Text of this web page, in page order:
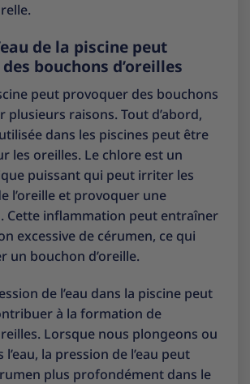
de la piscine peut
bouchons d’oreilles
peut provoquer des bouchons
plusieurs raisons. Tout d’abord,
dans les piscines peut être
les oreilles. Le chlore est un
puissant qui peut irriter les
l’oreille et provoquer une
Cette inflammation peut entraîner
excessive de cérumen, ce qui
un bouchon d’oreille.
de l’eau dans la piscine peut
à la formation de
Lorsque nous plongeons ou
la pression de l’eau peut
plus profondément dans le